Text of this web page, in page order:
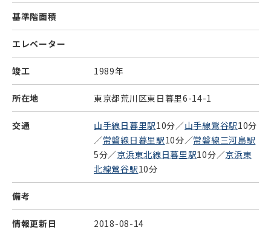
基準階面積
エレベーター
竣工 1989年
所在地 東京都荒川区東日暮里6-14-1
交通 山手線日暮里駅10分／山手線鶯谷駅10分
／常磐線日暮里駅10分／常磐線三河島駅
5分／京浜東北線日暮里駅10分／京浜東
北線鶯谷駅10分
備考
情報更新日 2018-08-14